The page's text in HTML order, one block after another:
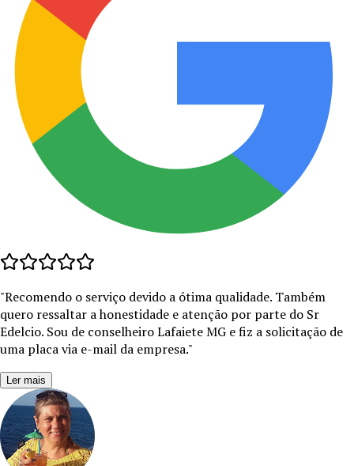
"Recomendo o serviço devido a ótima qualidade. Também
quero ressaltar a honestidade e atenção por parte do Sr
Edelcio. Sou de conselheiro Lafaiete MG e fiz a solicitação de
uma placa via e-mail da empresa."
Ler mais